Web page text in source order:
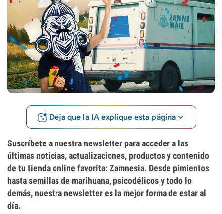
Deja que la IA explique esta página
Suscríbete a nuestra newsletter para acceder a las
últimas noticias, actualizaciones, productos y contenido
de tu tienda online favorita: Zamnesia. Desde pimientos
hasta semillas de marihuana, psicodélicos y todo lo
demás, nuestra newsletter es la mejor forma de estar al
día.